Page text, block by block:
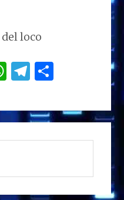
loco
W
at
s
A
p
T
e
g
ra
m
p
ar
r